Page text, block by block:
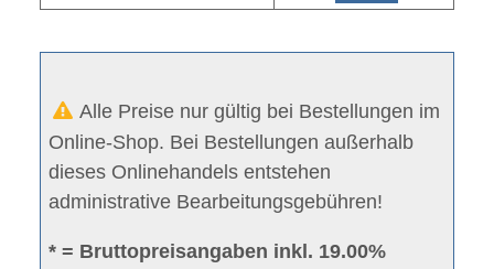
Alle Preise nur gültig bei Bestellungen im
Online-Shop. Bei Bestellungen außerhalb
dieses Onlinehandels entstehen
administrative Bearbeitungsgebühren!
* = Bruttopreisangaben inkl. 19.00%